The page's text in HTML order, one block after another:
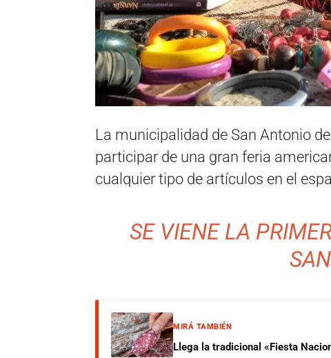
La municipalidad de San Antonio
participar de una gran feria
cualquier tipo de artículos en el
SE VIENE LA
MIRÁ TAMBIÉN
Llega la tradicional «Fiesta